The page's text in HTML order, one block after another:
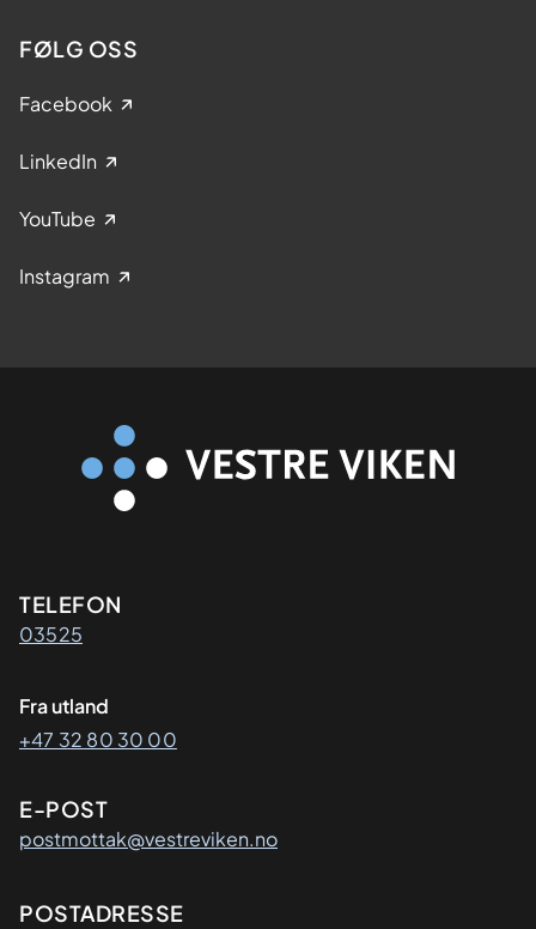
FØLG OSS
Facebook
LinkedIn
YouTube
Instagram
Kontaktinformasjon
TELEFON
03525
Fra utland
+47 32 80 30 00
E-POST
postmottak@vestreviken.no
Adresse
POSTADRESSE